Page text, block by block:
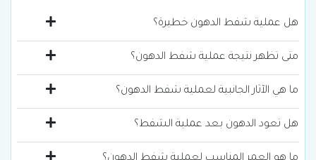
هل عملية شفط الدهون خطيرة؟
لا، لا تعتبر عملية شفط الدهون خطيرة إذا أجريت
بشكل مناسب وتقنية مناسبة مع التحضير الكافي
والفحص الشامل قبل العملية والعناية المناسبة
بعدها.
متى تظهر نتيجة عملية شفط الدهون؟
يعتبر إجراء شفط الدهون طريقة سريعة للتخلص
من الوزن الزائد، إذ تصبح النتائج واضحة خلال 3 أشهر
بعد العملية ويستمر التحسن حتى بلوغ الشكل
النهائي بعد ذلك بفترة قصيرة.
ما هي الآثار الجانبية لعملية شفط الدهون؟
قد تسبب عملية شفط الدهون عدة آثار جانبية مثل
النزيف والندوب والتصبغات في الجلد، وكذلك
هل تعود الدهون بعد عملية الشفط؟